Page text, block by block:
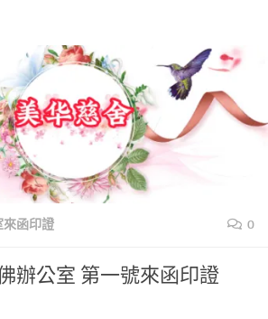
來函印證 0
辦公室 第一號來函印證